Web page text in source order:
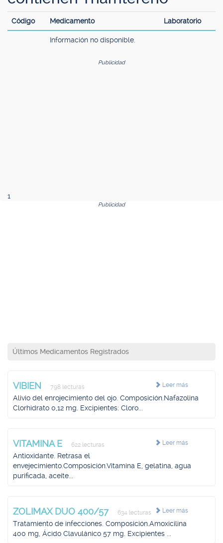
Código Medicamento Laboratorio
Información no disponible.
Publicidad
1
Publicidad
Últimos Medicamentos Registrados
Leer más
VIBIEN 798 lecturas
Alivio del enrojecimiento del ojo. Composición.Nafazolina
Clorhidrato 0,12 mg. Excipientes: Cloro...
Leer más
VITAMINA E 622 lecturas
Antioxidante. Retrasa el
envejecimiento.Composición.Vitamina E, gelatina, agua
purificada, aceite...
Leer más
ZOLIMAX DUO 400/57 634 lecturas
Tratamiento de infecciones. Composición.Amoxicilina
400 mg, Ácido Clavulánico 57 mg. Excipientes ...